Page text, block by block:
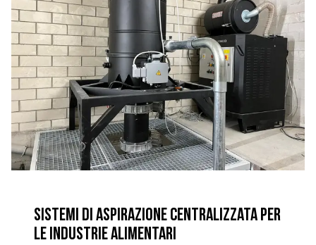
Sistemi di aspirazione centralizzata per
le industrie alimentari